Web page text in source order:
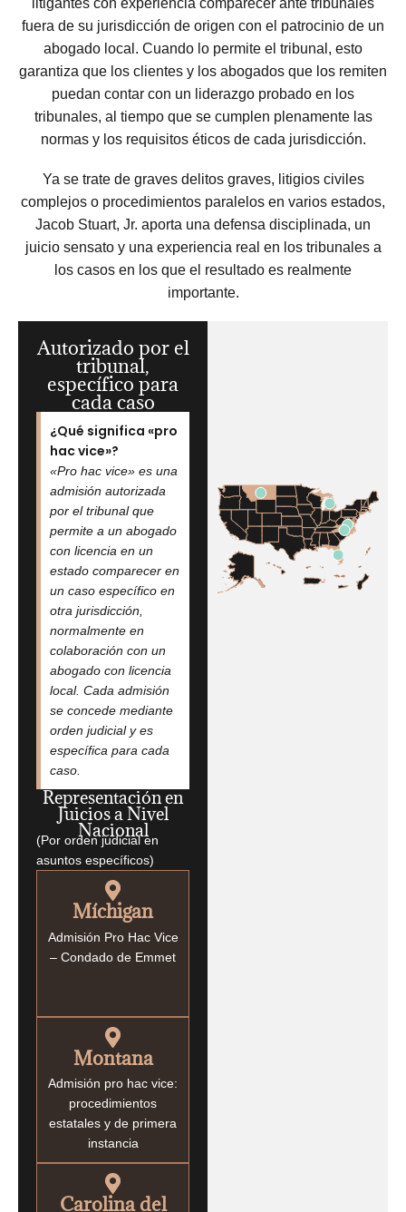
litigantes con experiencia comparecer ante tribunales
fuera de su jurisdicción de origen con el patrocinio de un
abogado local. Cuando lo permite el tribunal, esto
garantiza que los clientes y los abogados que los remiten
puedan contar con un liderazgo probado en los
tribunales, al tiempo que se cumplen plenamente las
normas y los requisitos éticos de cada jurisdicción.
Ya se trate de graves delitos graves, litigios civiles
complejos o procedimientos paralelos en varios estados,
Jacob Stuart, Jr. aporta una defensa disciplinada, un
juicio sensato y una experiencia real en los tribunales a
los casos en los que el resultado es realmente
importante.
Autorizado por el
tribunal,
específico para
cada caso
¿Qué significa «pro
hac vice»?
«Pro hac vice» es una
admisión autorizada
por el tribunal que
permite a un abogado
con licencia en un
estado comparecer en
un caso específico en
otra jurisdicción,
normalmente en
colaboración con un
abogado con licencia
local. Cada admisión
se concede mediante
orden judicial y es
específica para cada
caso.
Representación en
Juicios a Nivel
Nacional
(Por orden judicial en
asuntos específicos)
Míchigan
Admisión Pro Hac Vice
– Condado de Emmet
Montana
Admisión pro hac vice:
procedimientos
estatales y de primera
instancia
Carolina del